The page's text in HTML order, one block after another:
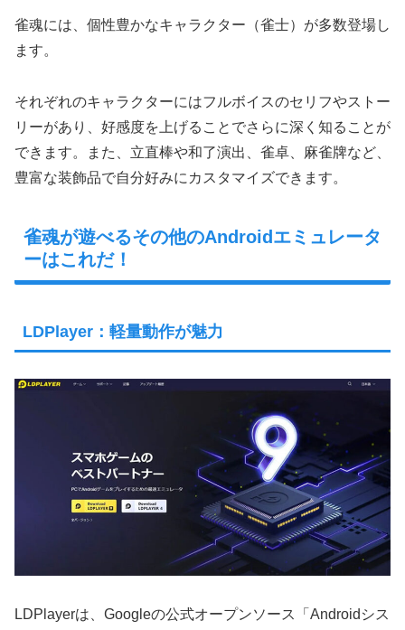
雀魂には、個性豊かなキャラクター（雀士）が多数登場し
ます。
それぞれのキャラクターにはフルボイスのセリフやストー
リーがあり、好感度を上げることでさらに深く知ることが
できます。また、立直棒や和了演出、雀卓、麻雀牌など、
豊富な装飾品で自分好みにカスタマイズできます。
雀魂が遊べるその他のAndroidエミュレータ
ーはこれだ！
LDPlayer：軽量動作が魅力
LDPlayerは、Googleの公式オープンソース「Androidシス